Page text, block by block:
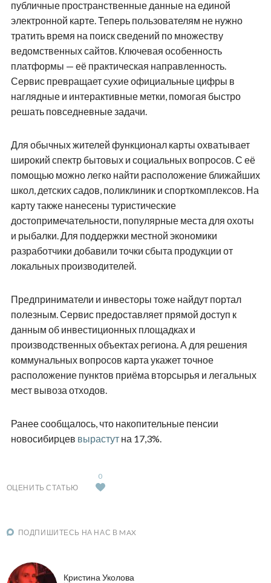
публичные пространственные данные на единой
электронной карте. Теперь пользователям не нужно
тратить время на поиск сведений по множеству
ведомственных сайтов. Ключевая особенность
платформы — её практическая направленность.
Сервис превращает сухие официальные цифры в
наглядные и интерактивные метки, помогая быстро
решать повседневные задачи.
Для обычных жителей функционал карты охватывает
широкий спектр бытовых и социальных вопросов. С её
помощью можно легко найти расположение ближайших
школ, детских садов, поликлиник и спорткомплексов. На
карту также нанесены туристические
достопримечательности, популярные места для охоты
и рыбалки. Для поддержки местной экономики
разработчики добавили точки сбыта продукции от
локальных производителей.
Предприниматели и инвесторы тоже найдут портал
полезным. Сервис предоставляет прямой доступ к
данным об инвестиционных площадках и
производственных объектах региона. А для решения
коммунальных вопросов карта укажет точное
расположение пунктов приёма вторсырья и легальных
мест вывоза отходов.
Ранее сообщалось, что накопительные пенсии
новосибирцев вырастутна 17,3%.
ОЦЕНИТЬ СТАТЬЮ
0
ПОДПИШИТЕСЬ НА НАС В MAX
Кристина Уколова